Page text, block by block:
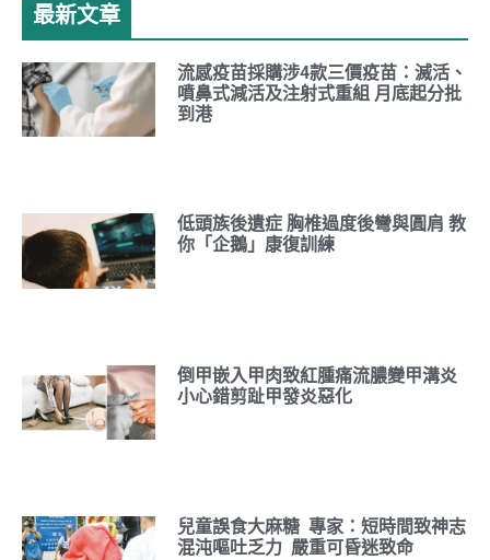
最新文章
流感疫苗採購涉4款三價疫苗：滅活、
噴鼻式減活及注射式重組 月底起分批
到港
低頭族後遺症 胸椎過度後彎與圓肩 教
你「企鵝」康復訓練
倒甲嵌入甲肉致紅腫痛流膿變甲溝炎
小心錯剪趾甲發炎惡化
兒童誤食大麻糖 專家：短時間致神志
混沌嘔吐乏力 嚴重可昏迷致命